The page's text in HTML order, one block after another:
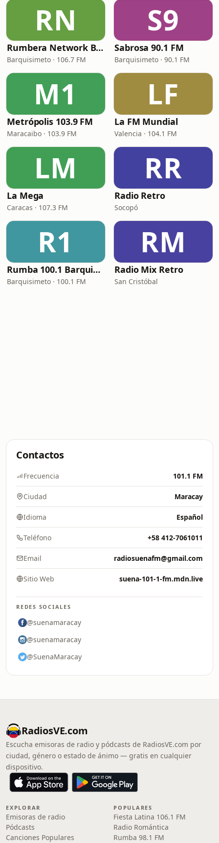
RN
Rumbera Network Barquisimeto
Barquisimeto · 106.7 FM
S9
Sabrosa 90.1 FM
Barquisimeto · 90.1 FM
M1
Metrópolis 103.9 FM
Maracaibo · 103.9 FM
LF
La FM Mundial
Valencia · 104.1 FM
LM
La Mega
Caracas · 107.3 FM
RR
Radio Retro
Socopó
R1
Rumba 100.1 Barquisimeto FM
Barquisimeto · 100.1 FM
RM
Radio Mix Retro
San Cristóbal
Contactos
Frecuencia 101.1 FM
Ciudad Maracay
Idioma Español
Teléfono +58 412-7061011
Email radiosuenafm@gmail.com
Sitio Web suena-101-1-fm.mdn.live
REDES SOCIALES
@suenamaracay
@suenamaracay
@SuenaMaracay
RadiosVE.com
Escucha emisoras de radio y pódcasts de RadiosVE.com por
ciudad, género o estado de ánimo — gratis en cualquier
dispositivo.
EXPLORAR
Emisoras de radio
Pódcasts
Canciones Populares
POPULARES
Fiesta Latina 106.1 FM
Radio Romántica
Rumba 98.1 FM